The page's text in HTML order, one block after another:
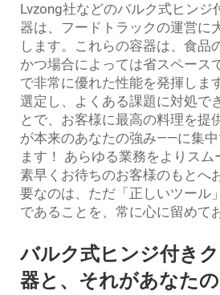
Lvzong社などのバルク式ヒンジ
器は、フードトラックの運営に
します。これらの容器は、食品
かつ場合によっては省スペース
で非常に優れた性能を発揮しま
選定し、よくある課題に対処で
とで、お客様に最高の料理を
が本来のあなたの強み——に集中
ます！ あらゆる業務をよりス
素早くお待ちのお客様のもとへ
要なのは、ただ「正しいツール
であることを、常に心に留めて
バルク式ヒンジ付き
器と、それがあなた